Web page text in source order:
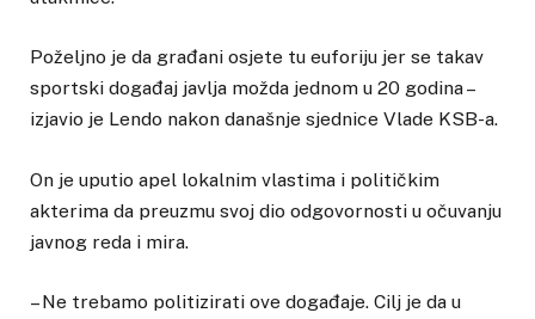
Poželjno je da građani osjete tu euforiju jer se takav
sportski događaj javlja možda jednom u 20 godina –
izjavio je Lendo nakon današnje sjednice Vlade KSB-a.
On je uputio apel lokalnim vlastima i političkim
akterima da preuzmu svoj dio odgovornosti u očuvanju
javnog reda i mira.
– Ne trebamo politizirati ove događaje. Cilj je da u